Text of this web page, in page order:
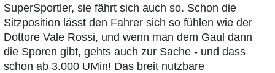
SuperSportler, sie fährt sich auch so. Schon die
Sitzposition lässt den Fahrer sich so fühlen wie der
Dottore Vale Rossi, und wenn man dem Gaul dann
die Sporen gibt, gehts auch zur Sache - und dass
schon ab 3.000 UMin! Das breit nutzbare